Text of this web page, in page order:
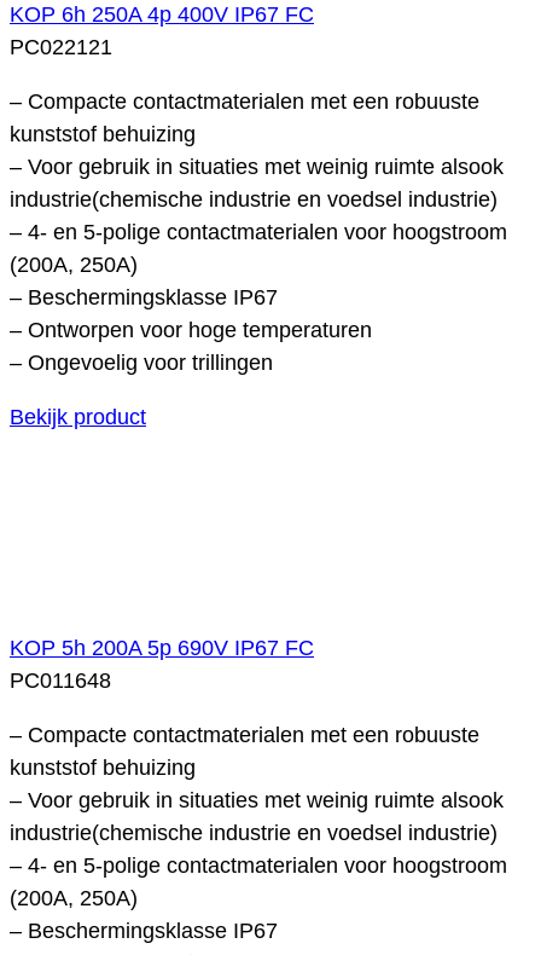
KOP 6h 250A 4p 400V IP67 FC
PC022121
– Compacte contactmaterialen met een robuuste
kunststof behuizing
– Voor gebruik in situaties met weinig ruimte alsook
industrie(chemische industrie en voedsel industrie)
– 4- en 5-polige contactmaterialen voor hoogstroom
(200A, 250A)
– Beschermingsklasse IP67
– Ontworpen voor hoge temperaturen
– Ongevoelig voor trillingen
Bekijk product
KOP 5h 200A 5p 690V IP67 FC
PC011648
– Compacte contactmaterialen met een robuuste
kunststof behuizing
– Voor gebruik in situaties met weinig ruimte alsook
industrie(chemische industrie en voedsel industrie)
– 4- en 5-polige contactmaterialen voor hoogstroom
(200A, 250A)
– Beschermingsklasse IP67